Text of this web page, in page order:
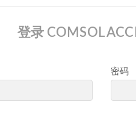
登录 COMSOL
密码